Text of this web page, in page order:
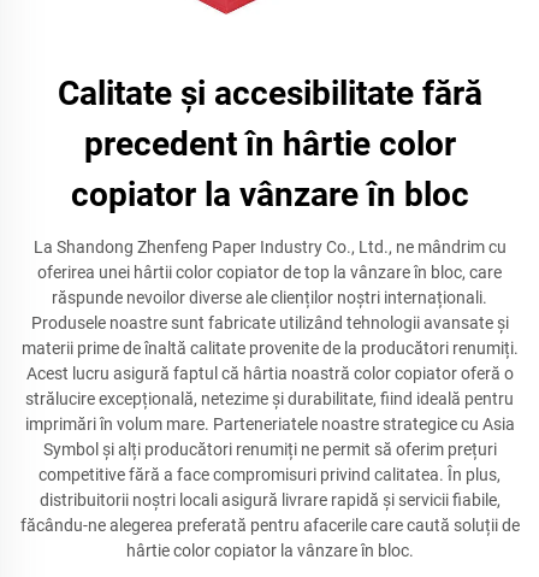
Calitate și accesibilitate fără
precedent în hârtie color
copiator la vânzare în bloc
La Shandong Zhenfeng Paper Industry Co., Ltd., ne mândrim cu
oferirea unei hârtii color copiator de top la vânzare în bloc, care
răspunde nevoilor diverse ale clienților noștri internaționali.
Produsele noastre sunt fabricate utilizând tehnologii avansate și
materii prime de înaltă calitate provenite de la producători renumiți.
Acest lucru asigură faptul că hârtia noastră color copiator oferă o
strălucire excepțională, netezime și durabilitate, fiind ideală pentru
imprimări în volum mare. Parteneriatele noastre strategice cu Asia
Symbol și alți producători renumiți ne permit să oferim prețuri
competitive fără a face compromisuri privind calitatea. În plus,
distribuitorii noștri locali asigură livrare rapidă și servicii fiabile,
făcându-ne alegerea preferată pentru afacerile care caută soluții de
hârtie color copiator la vânzare în bloc.